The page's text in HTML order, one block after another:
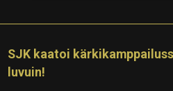
SJK kaatoi
luvuin!